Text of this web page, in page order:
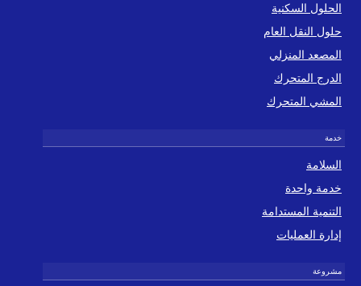
الحلول السكنية
حلول النقل العام
المصعد المنزلي
الدرج المتحرك
المشي المتحرك
السلامة
خدمة واحدة
التنمية المستدامة
إدارة العمليات